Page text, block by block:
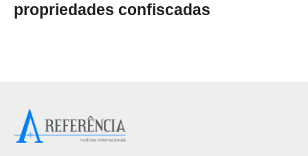
propriedades confiscadas